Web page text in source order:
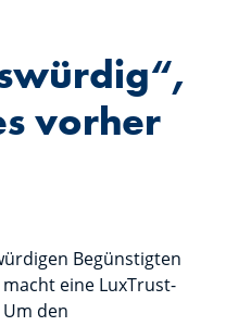
vorher
Begünstigten
eine LuxTrust-
den